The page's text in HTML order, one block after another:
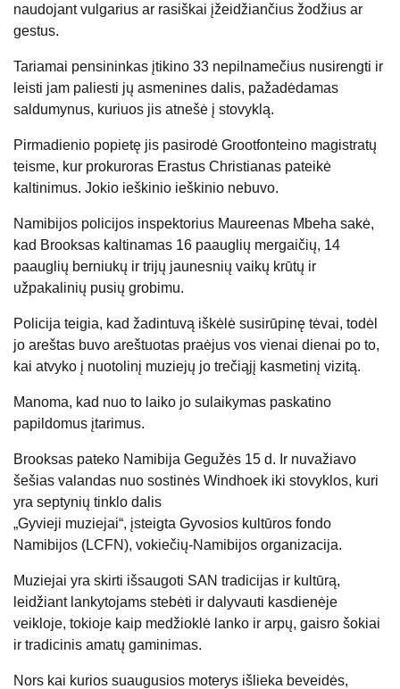
naudojant vulgarius ar rasiškai įžeidžiančius žodžius ar
gestus.
Tariamai pensininkas įtikino 33 nepilnamečius nusirengti ir
leisti jam paliesti jų asmenines dalis, pažadėdamas
saldumynus, kuriuos jis atnešė į stovyklą.
Pirmadienio popietę jis pasirodė Grootfonteino magistratų
teisme, kur prokuroras Erastus Christianas pateikė
kaltinimus. Jokio ieškinio ieškinio nebuvo.
Namibijos policijos inspektorius Maureenas Mbeha sakė,
kad Brooksas kaltinamas 16 paauglių mergaičių, 14
paauglių berniukų ir trijų jaunesnių vaikų krūtų ir
užpakalinių pusių grobimu.
Policija teigia, kad žadintuvą iškėlė susirūpinę tėvai, todėl
jo areštas buvo areštuotas praėjus vos vienai dienai po to,
kai atvyko į nuotolinį muziejų jo trečiąjį kasmetinį vizitą.
Manoma, kad nuo to laiko jo sulaikymas paskatino
papildomus įtarimus.
Brooksas pateko Namibija Gegužės 15 d. Ir nuvažiavo
šešias valandas nuo sostinės Windhoek iki stovyklos, kuri
yra septynių tinklo dalis
„Gyvieji muziejai“, įsteigta Gyvosios kultūros fondo
Namibijos (LCFN), vokiečių-Namibijos organizacija.
Muziejai yra skirti išsaugoti SAN tradicijas ir kultūrą,
leidžiant lankytojams stebėti ir dalyvauti kasdienėje
veikloje, tokioje kaip medžioklė lanko ir arpų, gaisro šokiai
ir tradicinis amatų gaminimas.
Nors kai kurios suaugusios moterys išlieka beveidės,